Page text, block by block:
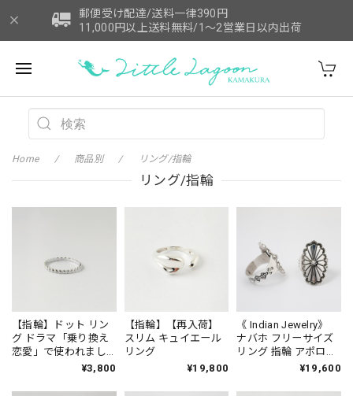
郵便受け配達/送料一律390円
11,000円以上送料無料/1～2営業日以内出荷
Home 商品別 リング/指輪
リング/指輪
【指輪】ドット リン
グ ドラマ「乗り換え
恋愛」で使われまし
¥3,800
【指輪】【再入荷】
スリム キュイエール
リング
¥19,800
《 Indian Jewelry》
ナバホ フリーサイズ
リング 指輪 アポロコ
¥19,600